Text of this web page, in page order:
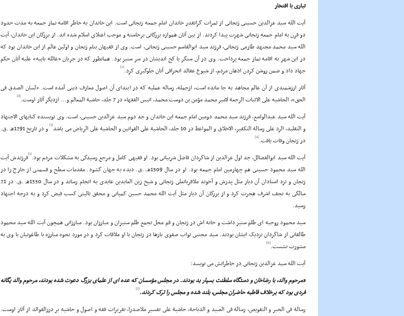
تبارى با افتخار
آیت الله سید عزالدین حسینى زنجانى از ثمرات گرانقدر خاندان امام جمعه زنجانى است. این خاندان به خاطر اقامه نماز جمعه به مدت حدود
دو قرن به امام جمعه زنجانى شهرت پیدا کردند. از بین آنان همواره بزرگانى برخاسته و موجب اعتلاى اسلام شده اند. از بزرگان این خاندان، آیت
الله سید محمد مجتهد طارمى زنجانى، فرزند سید ابوالقاسم حسینى زنجانى، است. وى از فقیهان بنام زنجان و اولین عالم از این خاندان بود که
در این شهر به اقامه نماز جمعه پرداخت. وى در آن سنگر با کج اندیشان در سر ستیز بود. همانطور که در جریان «غائله بابیه» علیه آنان حکم
جهاد داد و ضمن روشن کردن اذهان مردم، از شیوع عقائد انحرافى آنان جلوگیرى کرد.[1]
آثار ارزشمندى از آن عالم مجاهد به جا مانده است، ازجمله، رساله عملیه که در ابتداى آن اصول معارف دینى آمده است. «لسان الصدق فى
الحق»، الحاشیه على الاثبات الرجعة لامیر محمد مؤمن بن دوست محمد، انیس الفقهاء در 7 جلد، حاشیة المعالم و... ازدیگر آثار اوست.
[2]
آیت الله سید عبدالواسع، فرزند سید محمد دومین امام جمعه این خاندان و جد دوم سید عزالدین حسینى، است. وى نویسنده کتابهاى الاجتهاد
و التقلید، الرد على رسالة التکفیر، الاخلاق و المواعظ در 10 جلد، الحاشیة على القوانین و الحاشیة على الریاض مى باشد
[3]
و در تاریخ 1291هـ .ق.
در زنجان وفات یافت.[4]
آیت الله سید ابوالفضائل، جد اول عزالدین از شاگردان فاضل شربیانى بود. او فقیهى کامل و مرجع رسیدگى به مشکلات مردم بود.[5] فرزندش آیت
الله سید محمود حسینى هم چهارمین امام جمعه بود. او در سال 1309هـ .ق. دیده به جهان گشود. مقدمات سطح و قسمتى از خارج را در
زنجان و نزد استادان آن دیار مثل پدرش و آخوند ملاقربانعلى زنجانى و شیخ زین العابدین عابدى به انجام رساند و در سال 1330هـ .ق. در 21
سالگى به نجف اشرف هجرت کرد و از بزرگان آن دیار مثل آیت الله محمد حسین کمپانى و محقق نائینى کسب فیض کرد و به درجه اجتهاد
رسید.
سید محمود روحیه اى ظلم ستیز داشت و خانه اش در زنجان و قم محل تجمع ظلم ستیزان و مبارزان بود. مبارزانى همچون آیت الله سید محمود
طالقانى از شاگردان نزدیک ایشان بودند. سید مجتبى نواب صفوى بارها در زنجان با او ملاقات کرد و در مورد نحوه مبارزه با طاغوتیان با وى به
مشورت نشست.[6]
آیت الله سید عزالدین زنجانى در خاطراتش مى نویسد:
«مرحوم والد، با رضاخان و دستگاه سلطنت بسیار بد بودند. در مجلس مؤسسان که عده اى از علماى بزرگ دعوت شده بودند، مرحوم والد یگانه
فردى بود که برخلاف قاطبه حاضران مجلس، بلند شده و مجلس را ترک کردند.[7]
رسالة فى الجبر و التفویص، رسالة فى الصید و الذباحة، حاشیة على تفسیر ملاصدرا، تقریرات فقه و اصول و حاشیه بر دررالفوائد از آثار اوست.